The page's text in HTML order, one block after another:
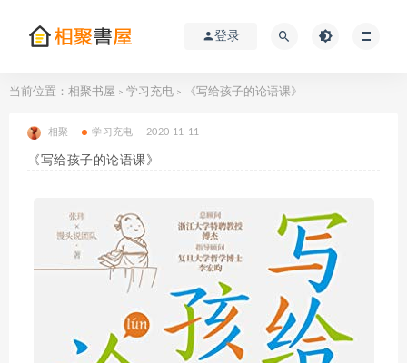
登录
当前位置： 相聚书屋 > 学习充电 > 《写给孩子的论语课》
相聚 学习充电 2020-11-11
《写给孩子的论语课》